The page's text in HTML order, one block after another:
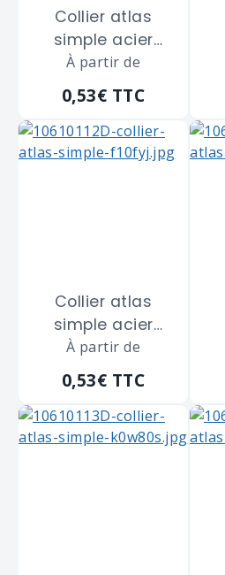
Collier atlas
simple acier
zingué blanc
SCELL-IT "CS26"
de diamètre 26
m/m
À partir de
0,53€ TTC
Collier atlas
simple acier
zingué blanc
SCELL-IT "CS28"
de diamètre 28
m/m
À partir de
0,53€ TTC